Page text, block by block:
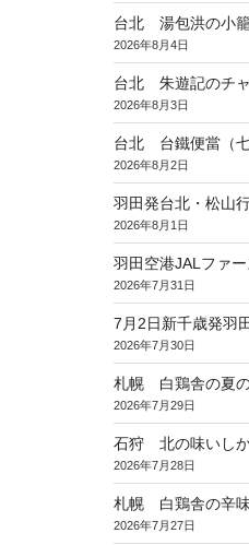
台北 湯包洪の小
2026年8月4日
台北 朱遊記のチ
2026年8月3日
台北 台鐵便當（七
2026年8月2日
羽田発台北・松山
2026年8月1日
羽田空港JALファ
2026年7月31日
7月2日新千歳発羽
2026年7月30日
札幌 白鶏舎の夏
2026年7月29日
石狩 北の味いし
2026年7月28日
札幌 白鶏舎の辛
2026年7月27日